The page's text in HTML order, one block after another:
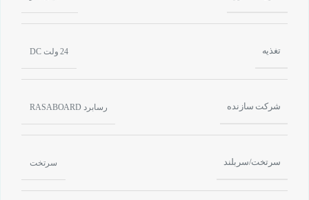
تغذیه 24 ولت DC
شرکت سازنده رسابرد RASABOARD
سرتخت/سربلند سرتخت